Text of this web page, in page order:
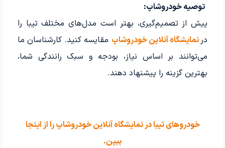
توصیه خودرو‌شاپ:
پیش از تصمیم‌گیری، بهتر است مدل‌های مختلف تیبا را
درنمایشگاه آنلاین خودرو‌شاپ مقایسه کنید. کارشناسان ما
می‌توانند بر اساس نیاز، بودجه و سبک رانندگی شما،
بهترین گزینه را پیشنهاد دهند.
خودروهای تیبا در نمایشگاه آنلاین خودروشاپ را از اینجا
ببین.